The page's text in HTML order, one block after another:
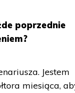
poprzednie
Jestem
miesiąca,